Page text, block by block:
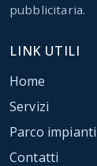
pubblicitaria.
LINK UTILI
Home
Servizi
Parco impianti
Contatti